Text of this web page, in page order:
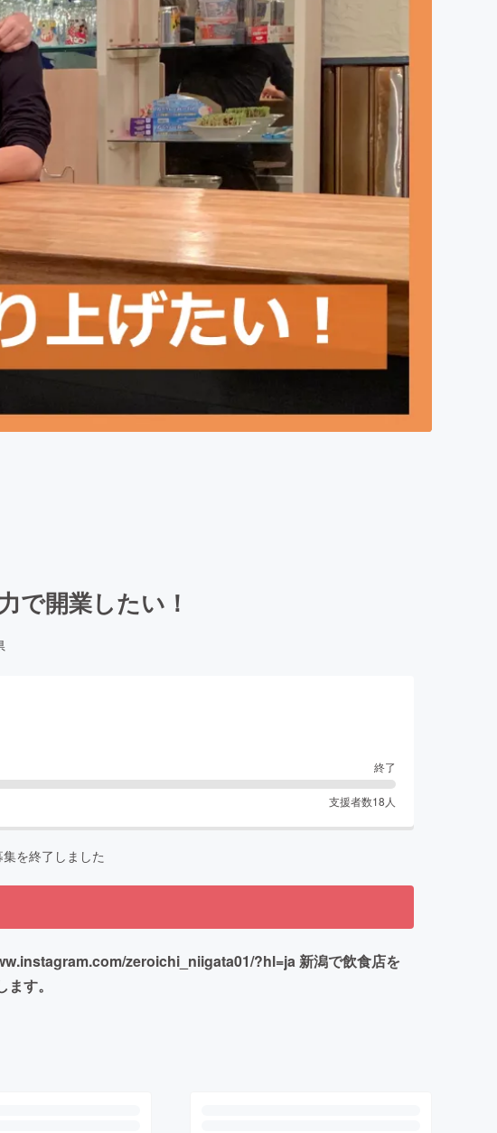
で開業したい！
終了
支援者数18 人
集を終了しました
zeroichi_niigata01/?hl=ja 新潟で飲食店を
す。